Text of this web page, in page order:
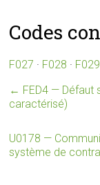
Codes
F027 · F028 · F029
← FED4 — Défaut
caractérisé)
U0178 —
système de